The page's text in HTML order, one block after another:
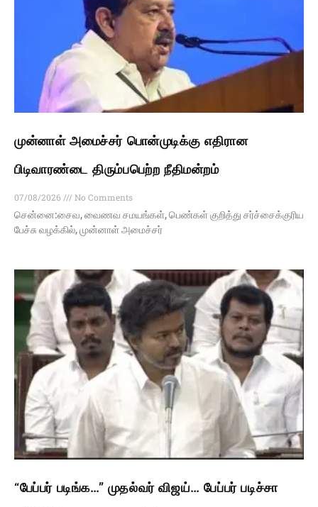
முன்னாள் அமைச்சர் பொன்முடிக்கு எதிரான
பிடிவாரண்டை திரும்பபெற்ற நீதிமன்றம்
07/08/2026
No Comments
சென்னை:சைவ, வைணவ சமயங்கள், பெண்கள் குறித்து சர்ச்சைக்குரிய
பேச்சு வழக்கில், முன்னாள் அமைச்சர்
“பேப்பர் படிங்க…” முதல்வர் விஜய்… பேப்பர் படிச்சா